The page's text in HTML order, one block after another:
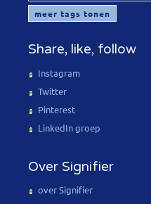
meer tags tonen
Share, like, follow
Instagram
Twitter
Pinterest
LinkedIn groep
Over Signifier
over Signifier